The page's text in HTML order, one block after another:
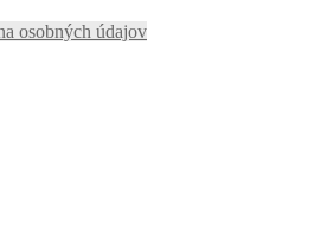
osobných údajov